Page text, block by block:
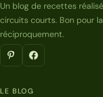
Un blog de recettes
circuits courts. Bon pour
réciproquement.
LE BLOG